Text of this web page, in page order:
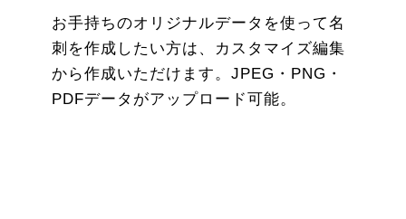
お手持ちのオリジナルデータを使って名
刺を作成したい方は、カスタマイズ編集
から作成いただけます。JPEG・PNG・
PDFデータがアップロード可能。